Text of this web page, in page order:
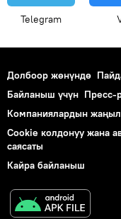
Telegram
Долбоор жөнүндө
Байланыш үчүн Пресс-
Компаниялардын
Cookie колдонуу жана
саясаты
Кайра байланыш